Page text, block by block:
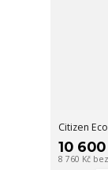
Citizen
10
8 760 Kč